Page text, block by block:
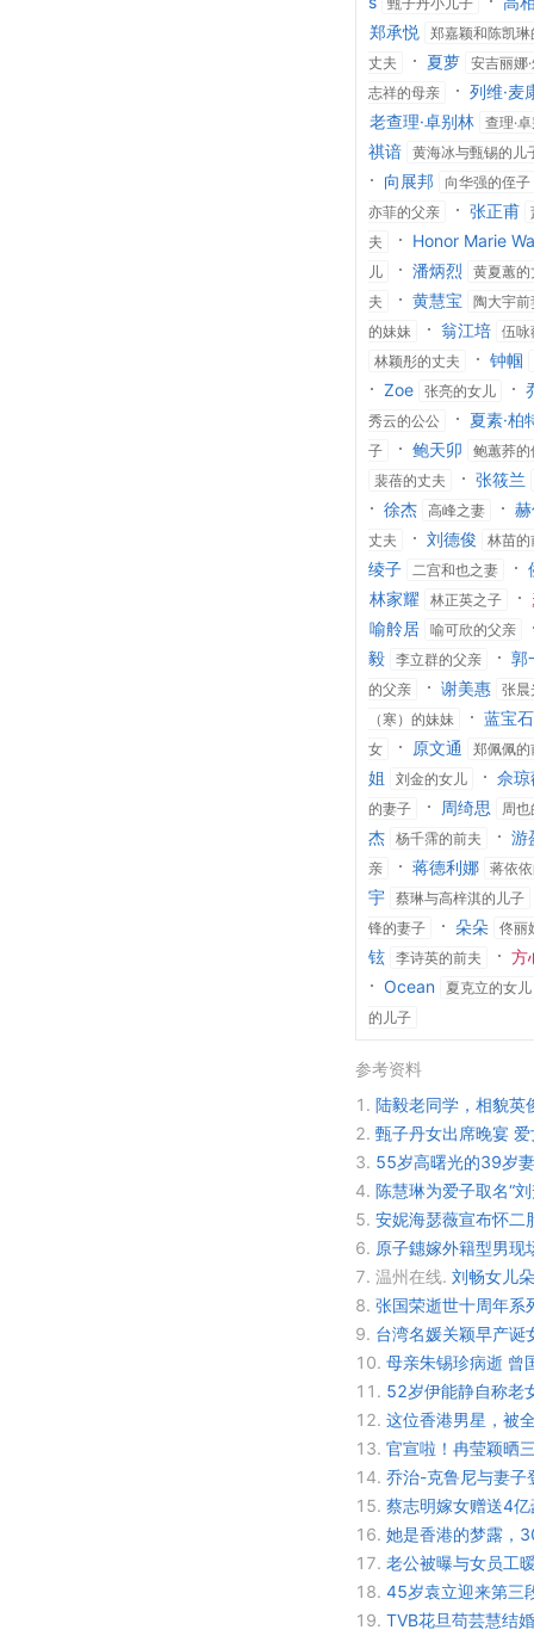
郑承悦 郑嘉颖和陈凯琳
丈夫
夏萝 安吉丽娜
志祥的母亲
列维·麦
老查理·卓别林 查理·
祺谙 黄海冰与甄锡的儿
向展邦
向华强的侄子
亦菲的父亲
张正甫
夫
Honor Marie
儿 潘炳烈
黄夏蕙的
夫
黄慧宝
陶大宇前
的妹妹
翁江培 伍咏
林颖彤的丈夫
钟帼
Zoe 张亮的女儿
秀云的公公 夏素·柏
子 鲍天卯
鲍蕙荞的
裴蓓的丈夫
张筱兰
徐杰 高峰之妻 赫
丈夫 刘德俊 林苗的
绫子 二宫和也之妻
林家耀
林正英之子
喻舲居 喻可欣的父亲
毅 李立群的父亲 郭
的父亲 谢美惠 张晨
（寒）的妹妹
蓝宝
女 原文通 郑佩佩的
姐 刘金的女儿 佘琼
的妻子 周绮思 周
杰 杨千霈的前夫 游
亲 蒋德利娜 蒋依
宇 蔡琳与高梓淇的儿子
锋的妻子
朵朵 佟丽
铉 李诗英的前夫
方
Ocean
夏克立的女儿
的儿子
参考资料
1. 陆毅老同学，相貌英
2. 甄子丹女出席晚宴
3. 55岁高曙光的39岁
4. 陈慧琳为爱子取名“
5. 安妮海瑟薇宣布怀二
6. 原子鏸嫁外籍型男
7. 温州在线. 刘畅女儿
8. 张国荣逝世十周年系
9. 台湾名媛关颖早产诞
10. 母亲朱锡珍病逝 曾
11. 52岁伊能静自称老
12. 这位香港男星，被
13. 官宣啦！冉莹颖晒
14. 乔治-克鲁尼与妻子
15. 蔡志明嫁女赠送4
16. 她是香港的梦露，
17. 老公被曝与女员工
18. 45岁袁立迎来第三
19. TVB花旦苟芸慧结